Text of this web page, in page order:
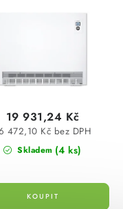
Stiebel
Eltron 200176
Skladem (4 ks)
472,10 Kč bez DPH
19 931,24 Kč